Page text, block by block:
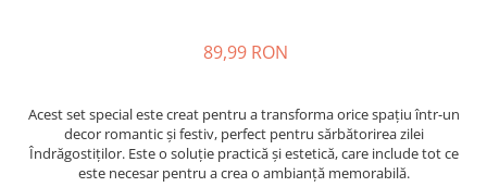
89,99 RON
Acest set special este creat pentru a transforma orice spațiu într-un
decor romantic și festiv, perfect pentru sărbătorirea zilei
Îndrăgostiților. Este o soluție practică și estetică, care include tot ce
este necesar pentru a crea o ambianță memorabilă.